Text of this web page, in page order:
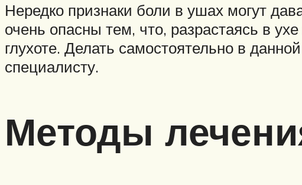
Нередко признаки боли в ушах могут
очень опасны тем, что, разрастаясь в
глухоте. Делать самостоятельно в
специалисту.
Методы